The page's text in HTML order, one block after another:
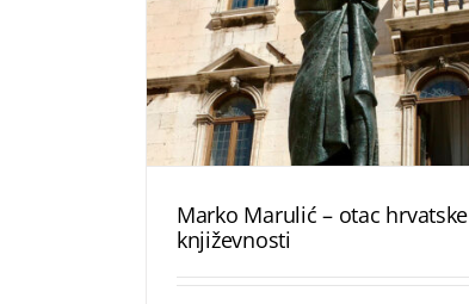
Marko Marulić – otac hrvatske
književnosti